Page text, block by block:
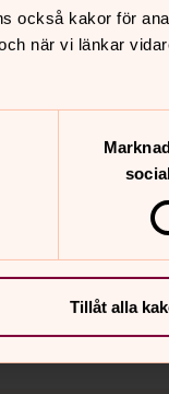
också kakor för
när vi länkar
Tillåt alla